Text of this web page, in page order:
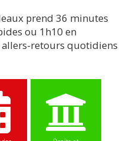
prend 36 minutes
ou 1h10 en
allers-retours quotidiens